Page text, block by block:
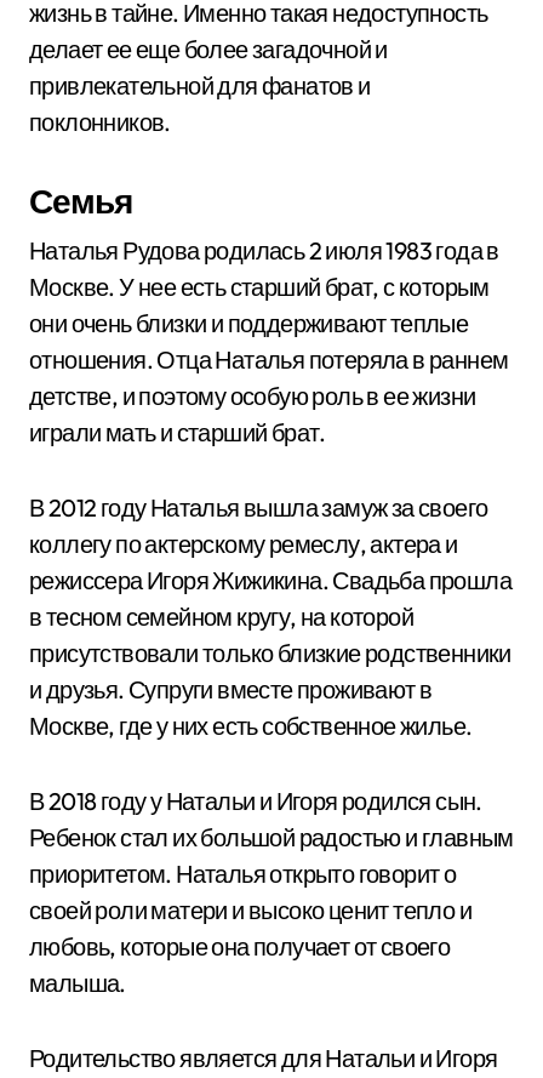
жизнь в тайне. Именно такая недоступность
делает ее еще более загадочной и
привлекательной для фанатов и
поклонников.
Семья
Наталья Рудова родилась 2 июля 1983 года в
Москве. У нее есть старший брат, с которым
они очень близки и поддерживают теплые
отношения. Отца Наталья потеряла в раннем
детстве, и поэтому особую роль в ее жизни
играли мать и старший брат.
В 2012 году Наталья вышла замуж за своего
коллегу по актерскому ремеслу, актера и
режиссера Игоря Жижикина. Свадьба прошла
в тесном семейном кругу, на которой
присутствовали только близкие родственники
и друзья. Супруги вместе проживают в
Москве, где у них есть собственное жилье.
В 2018 году у Натальи и Игоря родился сын.
Ребенок стал их большой радостью и главным
приоритетом. Наталья открыто говорит о
своей роли матери и высоко ценит тепло и
любовь, которые она получает от своего
малыша.
Родительство является для Натальи и Игоря